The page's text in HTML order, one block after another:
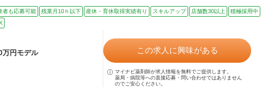
者も応募可能 残業月10ｈ以下 産休・育休取得実績有り スキルアップ 店舗数30以上
積極採用中
万円モデル
この求人に興味がある
マイナビ薬剤師が求人情報を無料でご提供します。
薬局・病院等への直接応募・問い合わせではありません
のでご安心ください。